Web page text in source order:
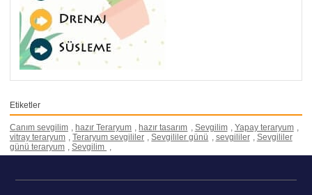
Etiketler
Canım sevgilim , hazır Teraryum , hazır tasarım , Sevgilim , Yapay teraryum ,
vitray teraryum , Teraryum sevgililer , Sevgililer günü , sevgililer , Sevgililer
günü teraryum , Sevgilim ,